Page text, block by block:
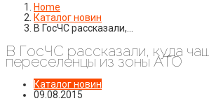
Home
Каталог новин
В ГосЧС рассказали,…
В ГосЧС рассказали, куда
переселенцы из зоны АТО
Каталог новин
09.08.2015